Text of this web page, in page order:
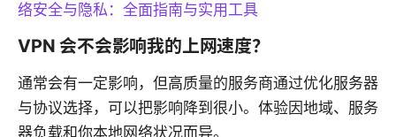
络安全与隐私：全面指南与实用工具
VPN 会不会影响我的上网速度？
通常会有一定影响，但高质量的服务商通过优化服务器
与协议选择，可以把影响降到很小。体验因地域、服务
器负载和你本地网络状况而异。